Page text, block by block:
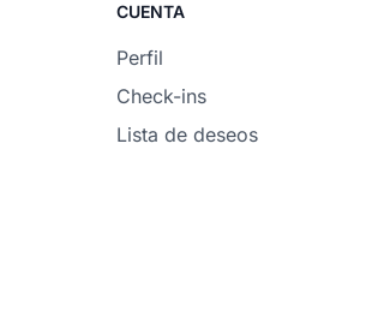
CUENTA
Perfil
Check-ins
Lista de deseos